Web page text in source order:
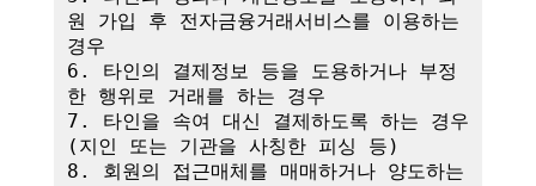
원 가입 후 전자금융거래서비스를 이용하는
경우
6. 타인의 결제정보 등을 도용하거나 부정
한 행위로 거래를 하는 경우
7. 타인을 속여 대신 결제하도록 하는 경우
(지인 또는 기관을 사칭한 피싱 등)
8. 회원의 접근매체를 매매하거나 양도하는